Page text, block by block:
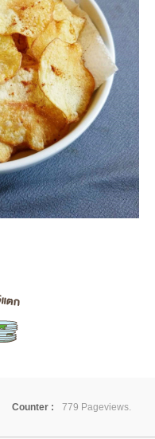
Counter :
779 Pageviews.